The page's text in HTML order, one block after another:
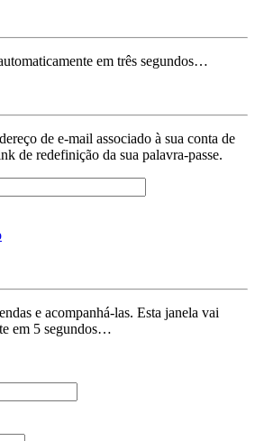
em três segundos…
de e-mail associado à sua conta de
de redefinição da sua palavra-passe.
e acompanhá-las. Esta janela vai
em 5 segundos…